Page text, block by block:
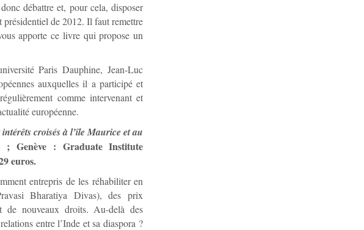
débattre et, pour cela, disposer
présidentiel de 2012. Il faut remettre
apporte ce livre qui propose un
Paris Dauphine, Jean-Luc
auxquelles il a participé et
comme intervenant et
européenne.
croisés à l’île Maurice et au
; Genève : Graduate Institute
euros.
entrepris de les réhabiliter en
Bharatiya Divas), des prix
de nouveaux droits. Au-delà des
entre l’Inde et sa diaspora ?